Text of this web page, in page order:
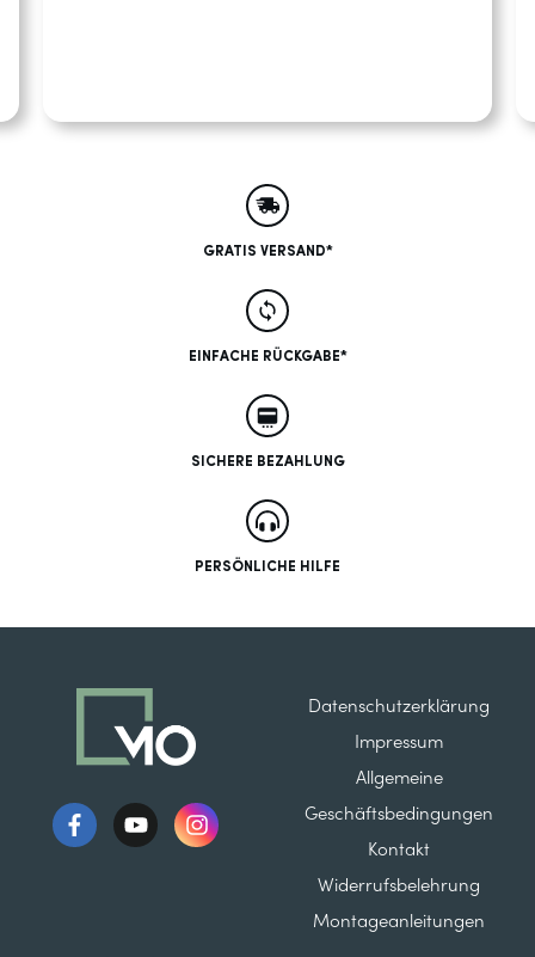
GRATIS VERSAND*
EINFACHE RÜCKGABE*
SICHERE BEZAHLUNG
PERSÖNLICHE HILFE
Datenschutzerklärung
Impressum
Allgemeine
Geschäftsbedingungen
Kontakt
Widerrufsbelehrung
Montageanleitungen